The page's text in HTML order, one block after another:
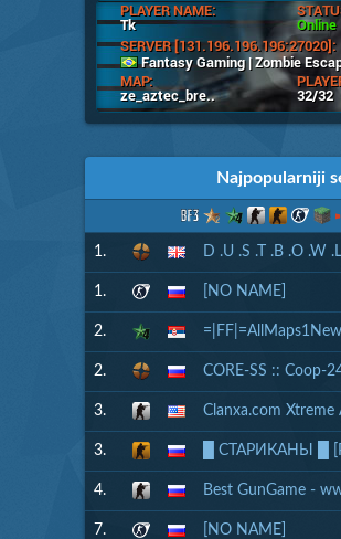
Najpopularniji
1. D .U .S .T .B .O .W
1. [NO NAME]
2.
2. CORE-SS :: Coop-
3. Clanxa.com Xtreme
3. █ СТАРИКАНЫ █
4. Best GunGame -
7. [NO NAME]